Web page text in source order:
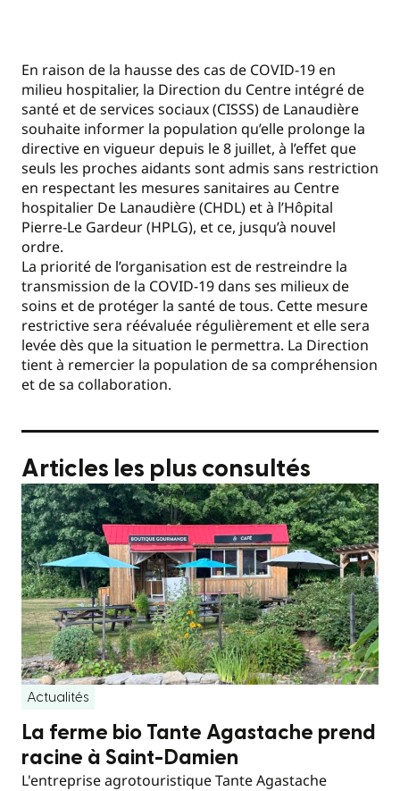
En raison de la hausse des cas de COVID-19 en
milieu hospitalier, la Direction du Centre intégré de
santé et de services sociaux (CISSS) de Lanaudière
souhaite informer la population qu’elle prolonge la
directive en vigueur depuis le 8 juillet, à l’effet que
seuls les proches aidants sont admis sans restriction
en respectant les mesures sanitaires au Centre
hospitalier De Lanaudière (CHDL) et à l’Hôpital
Pierre-Le Gardeur (HPLG), et ce, jusqu’à nouvel
ordre.
La priorité de l’organisation est de restreindre la
transmission de la COVID-19 dans ses milieux de
soins et de protéger la santé de tous. Cette mesure
restrictive sera réévaluée régulièrement et elle sera
levée dès que la situation le permettra. La Direction
tient à remercier la population de sa compréhension
et de sa collaboration.
Articles les plus consultés
Actualités
La ferme bio Tante Agastache prend
racine à Saint-Damien
L'entreprise agrotouristique Tante Agastache